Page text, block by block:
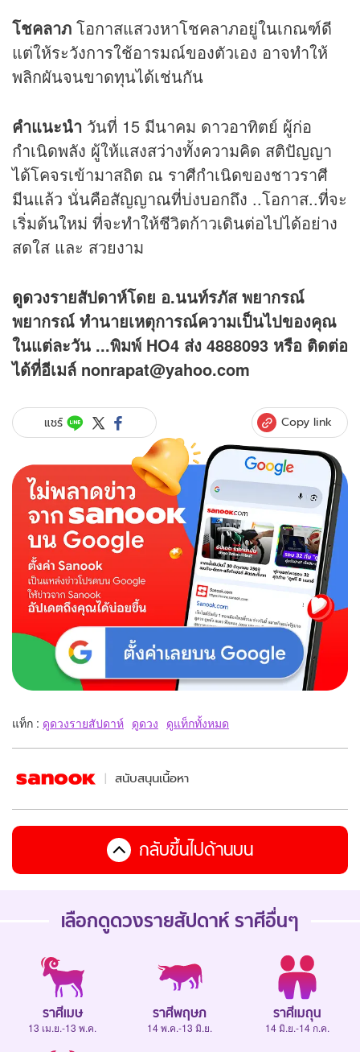
โชคลาภ โอกาสแสวงหาโชคลาภอยู่ในเกณฑ์ดี
แต่ให้ระวังการใช้อารมณ์ของตัวเอง อาจทำให้
พลิกผันจนขาดทุนได้เช่นกัน
คำแนะนำ วันที่ 15 มีนาคม ดาวอาทิตย์ ผู้ก่อ
กำเนิดพลัง ผู้ให้แสงสว่างทั้งความคิด สติปัญญา
ได้โคจรเข้ามาสถิต ณ ราศีกำเนิดของชาวราศี
มีนแล้ว นั่นคือสัญญาณที่บ่งบอกถึง ..โอกาส..ที่จะ
เริ่มต้นใหม่ ที่จะทำให้ชีวิตก้าวเดินต่อไปได้อย่าง
สดใส และ สวยงาม
ดูดวงรายสัปดาห์โดย อ.นนท์รภัส พยากรณ์
พยากรณ์ ทำนายเหตุการณ์ความเป็นไปของคุณ
ในแต่ละวัน ...พิมพ์ HO4 ส่ง 4888093 หรือ ติดต่อ
ได้ที่อีเมล์ nonrapat@yahoo.com
แชร์ Copy link
แท็ก : ดูดวงรายสัปดาห์ ดูดวง ดูแท็กทั้งหมด
สนับสนุนเนื้อหา
กลับขึ้นไปด้านบน
เลือกดูดวงรายสัปดาห์ ราศีอื่นๆ
ราศีเมษ
13 เม.ย.-13 พ.ค.
ราศีพฤษภ
14 พ.ค.-13 มิ.ย.
ราศีเมถุน
14 มิ.ย.-14 ก.ค.